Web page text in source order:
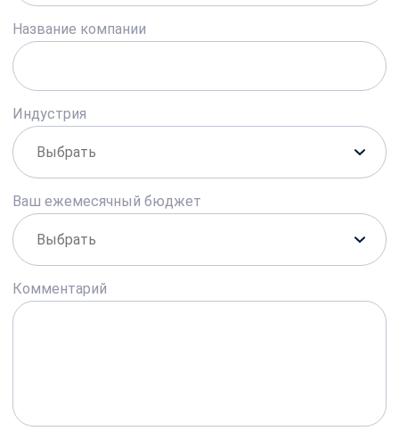
Название компании
Индустрия
Ваш ежемесячный бюджет
Комментарий